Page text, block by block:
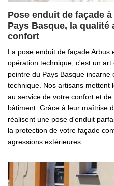
Pose enduit de façade
Pays Basque, la qualité
confort
La pose enduit de façade Arbus
opération technique, c'est un
peintre du Pays Basque
technique. Nos artisans mettent
au service de votre confort et
bâtiment. Grâce à leur maîtrise
réalisent une pose d'enduit
la protection de votre façade
agressions extérieures.